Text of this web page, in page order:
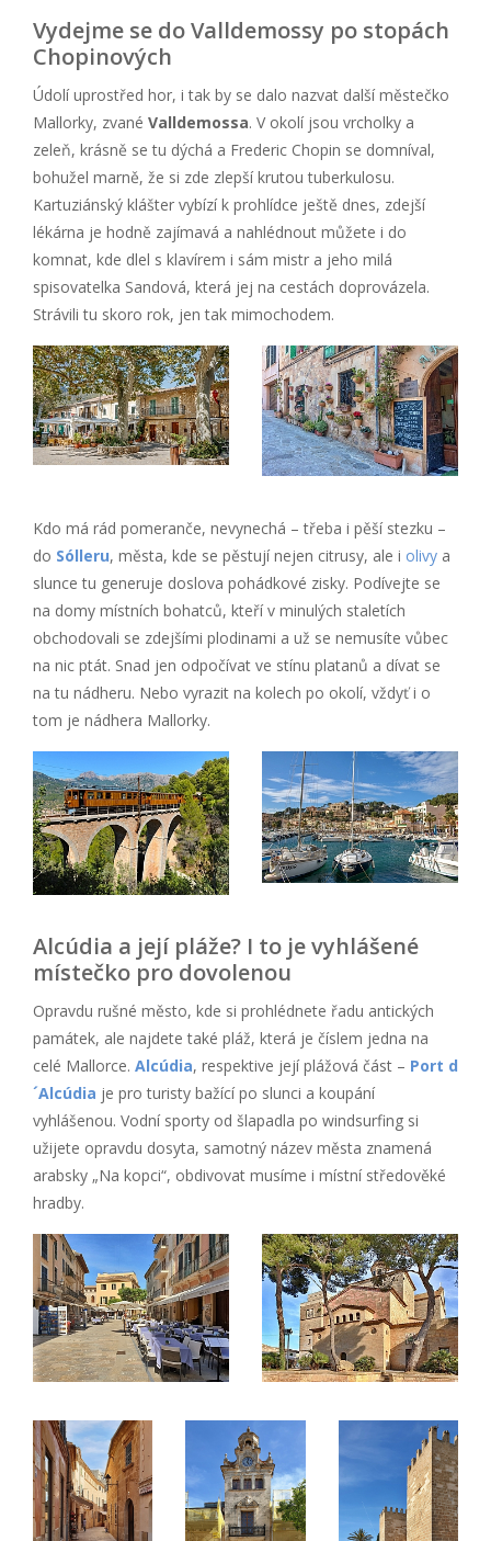
Vydejme se do Valldemossy po stopách
Chopinových
Údolí uprostřed hor, i tak by se dalo nazvat další městečko
Mallorky, zvané Valldemossa. V okolí jsou vrcholky a
zeleň, krásně se tu dýchá a Frederic Chopin se domníval,
bohužel marně, že si zde zlepší krutou tuberkulosu.
Kartuziánský klášter vybízí k prohlídce ještě dnes, zdejší
lékárna je hodně zajímavá a nahlédnout můžete i do
komnat, kde dlel s klavírem i sám mistr a jeho milá
spisovatelka Sandová, která jej na cestách doprovázela.
Strávili tu skoro rok, jen tak mimochodem.
Kdo má rád pomeranče, nevynechá – třeba i pěší stezku –
do Sólleru, města, kde se pěstují nejen citrusy, ale i olivy a
slunce tu generuje doslova pohádkové zisky. Podívejte se
na domy místních bohatců, kteří v minulých staletích
obchodovali se zdejšími plodinami a už se nemusíte vůbec
na nic ptát. Snad jen odpočívat ve stínu platanů a dívat se
na tu nádheru. Nebo vyrazit na kolech po okolí, vždyť i o
tom je nádhera Mallorky.
Alcúdia a její pláže? I to je vyhlášené
místečko pro dovolenou
Opravdu rušné město, kde si prohlédnete řadu antických
památek, ale najdete také pláž, která je číslem jedna na
celé Mallorce. Alcúdia, respektive její plážová část – Port d
´Alcúdia je pro turisty bažící po slunci a koupání
vyhlášenou. Vodní sporty od šlapadla po windsurfing si
užijete opravdu dosyta, samotný název města znamená
arabsky „Na kopci“, obdivovat musíme i místní středověké
hradby.